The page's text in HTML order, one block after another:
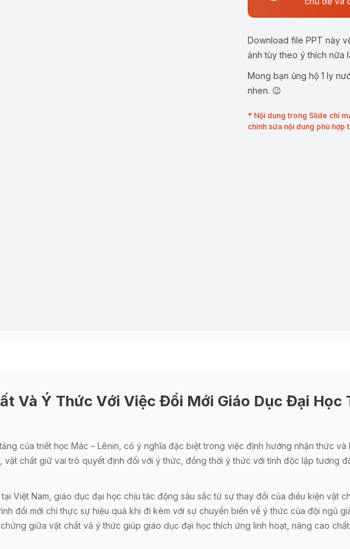
Download file PPT này
ảnh tùy theo ý thích nữa
Mong bạn ủng hộ 1 ly
nhen. 😉
* Nội dung trong Slide chỉ
chỉnh sửa nội dung phù hợp
Và Ý Thức Với Việc Đổi Mới Giáo Dục Đại Học
của triết học Mác – Lênin, có ý nghĩa đặc biệt trong việc định hướng nhận thức
chất giữ vai trò quyết định đối với ý thức, đồng thời ý thức với tính độc lập tương
Việt Nam, giáo dục đại học chịu tác động sâu sắc từ sự thay đổi của điều kiện vật
đổi mới chỉ thực sự hiệu quả khi đi kèm với sự chuyển biến về ý thức của đội ngũ
giữa vật chất và ý thức giúp giáo dục đại học thích ứng linh hoạt, nâng cao